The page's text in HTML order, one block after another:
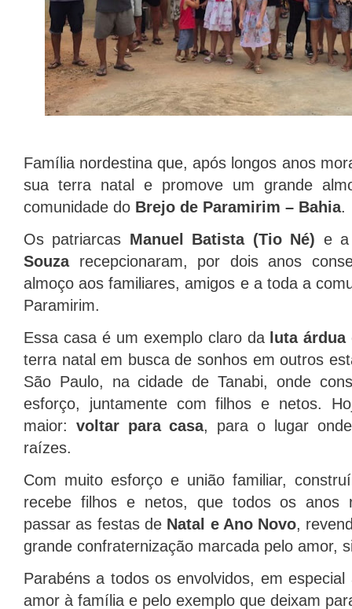
Família nordestina que, após longos anos
sua terra natal e promove um grande
comunidade do Brejo de Paramirim – Bahia.
Os patriarcas Manuel Batista (Tio Né) e
Souzarecepcionaram, por dois anos
almoço aos familiares, amigos e a toda a
Paramirim.
Essa casa é um exemplo claro da luta
terra natal em busca de sonhos em outros
São Paulo, na cidade de Tanabi, onde
esforço, juntamente com filhos e netos.
maior: voltar para casa, para o lugar
raízes.
Com muito esforço e união familiar,
recebe filhos e netos, que todos os anos
passar as festas de Natal e Ano Novo,
grande confraternização marcada pelo amor,
Parabéns a todos os envolvidos, em
amor à família e pelo exemplo que deixam